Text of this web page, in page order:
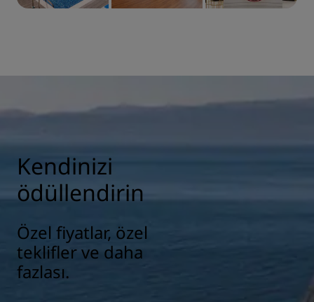
Kendinizi
ödüllendirin
Özel fiyatlar, özel
teklifler ve daha
fazlası.